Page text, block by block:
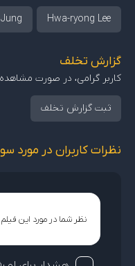
Hwa-ryong Lee
گزارش تخلف
کاربر گرامی، در صورت
ثبت گزارش تخلف
نظرات کاربران در مورد